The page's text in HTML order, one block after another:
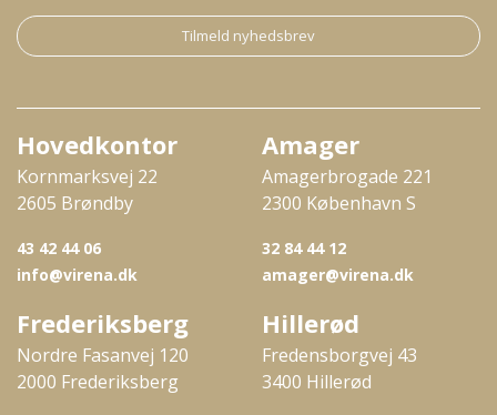
Tilmeld nyhedsbrev
Hovedkontor
Kornmarksvej 22
2605 Brøndby
43 42 44 06
info@virena.dk
Amager
Amagerbrogade 221
2300 København S
32 84 44 12
amager@virena.dk
Frederiksberg
Nordre Fasanvej 120
2000 Frederiksberg
Hillerød
Fredensborgvej 43
3400 Hillerød